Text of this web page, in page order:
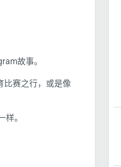
故事。
比赛之行，或是像
样。